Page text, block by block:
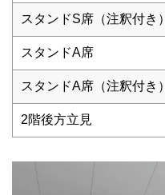
スタンドS席（注釈付き）
スタンドA席
スタンドA席（注釈付き）
2階後方立見